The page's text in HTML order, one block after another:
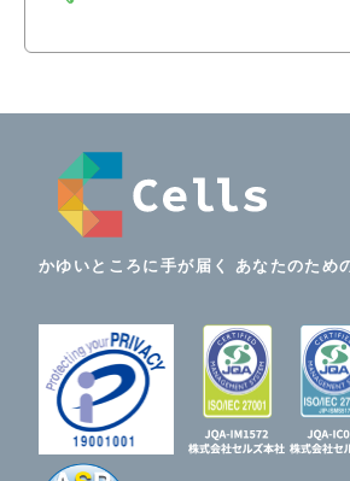
かゆいところに手が届く あなたのため